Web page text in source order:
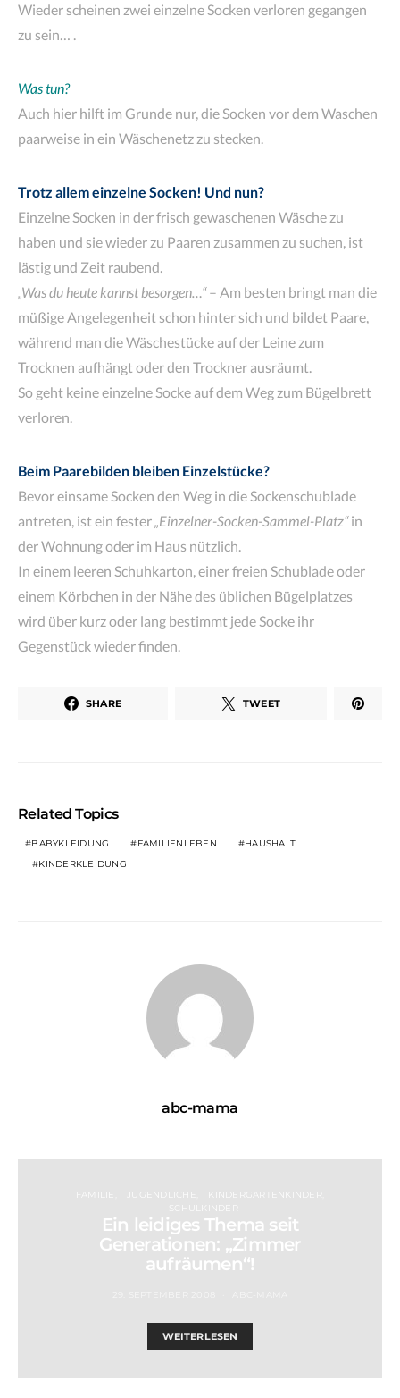
Wieder scheinen zwei einzelne Socken verloren gegangen
zu sein… .
Was tun?
Auch hier hilft im Grunde nur, die Socken vor dem Waschen
paarweise in ein Wäschenetz zu stecken.
Trotz allem einzelne Socken! Und nun?
Einzelne Socken in der frisch gewaschenen Wäsche zu
haben und sie wieder zu Paaren zusammen zu suchen, ist
lästig und Zeit raubend.
„Was du heute kannst besorgen…“– Am besten bringt man die
müßige Angelegenheit schon hinter sich und bildet Paare,
während man die Wäschestücke auf der Leine zum
Trocknen aufhängt oder den Trockner ausräumt.
So geht keine einzelne Socke auf dem Weg zum Bügelbrett
verloren.
Beim Paarebilden bleiben Einzelstücke?
Bevor einsame Socken den Weg in die Sockenschublade
antreten, ist ein fester„Einzelner-Socken-Sammel-Platz“in
der Wohnung oder im Haus nützlich.
In einem leeren Schuhkarton, einer freien Schublade oder
einem Körbchen in der Nähe des üblichen Bügelplatzes
wird über kurz oder lang bestimmt jede Socke ihr
Gegenstück wieder finden.
SHARE TWEET
Related Topics
BABYKLEIDUNG FAMILIENLEBEN
HAUSHALT
KINDERKLEIDUNG
abc-mama
FAMILIE JUGENDLICHE
KINDERGARTENKINDER
SCHULKINDER
Ein leidiges Thema seit
Generationen: „Zimmer
aufräumen“!
WEITERLESEN